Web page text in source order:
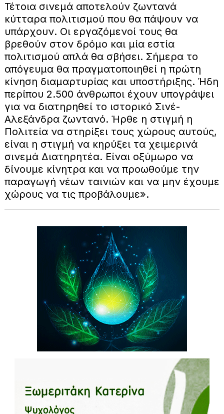
Τέτοια σινεμά αποτελούν ζωντανά
κύτταρα πολιτισμού που θα πάψουν να
υπάρχουν. Οι εργαζόμενοί τους θα
βρεθούν στον δρόμο και μία εστία
πολιτισμού απλά θα σβήσει. Σήμερα το
απόγευμα θα πραγματοποιηθεί η πρώτη
κίνηση διαμαρτυρίας και υποστήριξης. Ήδη
περίπου 2.500 άνθρωποι έχουν υπογράψει
για να διατηρηθεί το ιστορικό Σινέ-
Αλεξάνδρα ζωντανό. Ήρθε η στιγμή η
Πολιτεία να στηρίξει τους χώρους αυτούς,
είναι η στιγμή να κηρύξει τα χειμερινά
σινεμά Διατηρητέα. Είναι οξύμωρο να
δίνουμε κίνητρα και να προωθούμε την
παραγωγή νέων ταινιών και να μην έχουμε
χώρους να τις προβάλουμε».